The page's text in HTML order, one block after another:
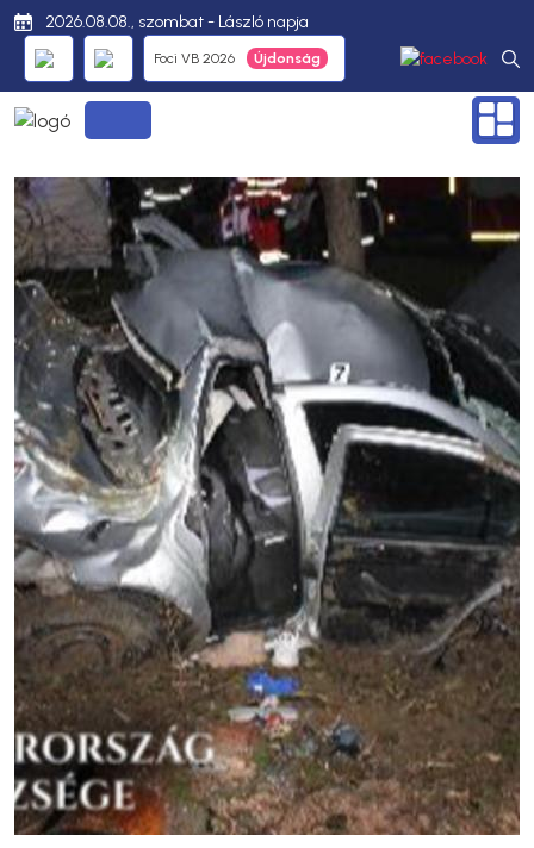
2026.08.08., szombat - László napja
Foci VB 2026